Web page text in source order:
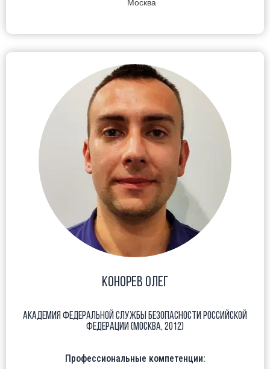
Москва
Конорев Олег
Академия Федеральной службы безопасности Российской
Федерации (Москва, 2012)
Профессиональные компетенции: